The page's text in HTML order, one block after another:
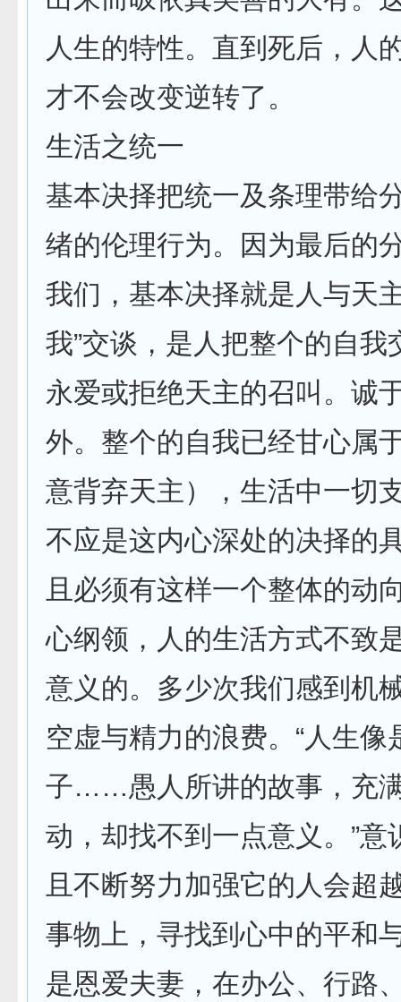
人生的特性。直到死后，人
才不会改变逆转了。
生活之统一
基本决择把统一及条理带给
绪的伦理行为。因为最后的
我们，基本决择就是人与天
我”交谈，是人把整个的自我
永爱或拒绝天主的召叫。诚
外。整个的自我已经甘心属
意背弃天主），生活中一切
不应是这内心深处的决择的
且必须有这样一个整体的动
心纲领，人的生活方式不致
意义的。多少次我们感到机
空虚与精力的浪费。“人生像
子……愚人所讲的故事，充
动，却找不到一点意义。”意
且不断努力加强它的人会超
事物上，寻找到心中的平和
是恩爱夫妻，在办公、行路